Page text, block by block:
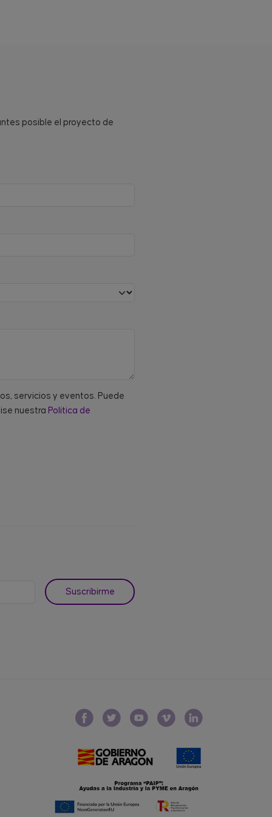
posible el proyecto de
servicios y eventos. Puede
nuestra Política de